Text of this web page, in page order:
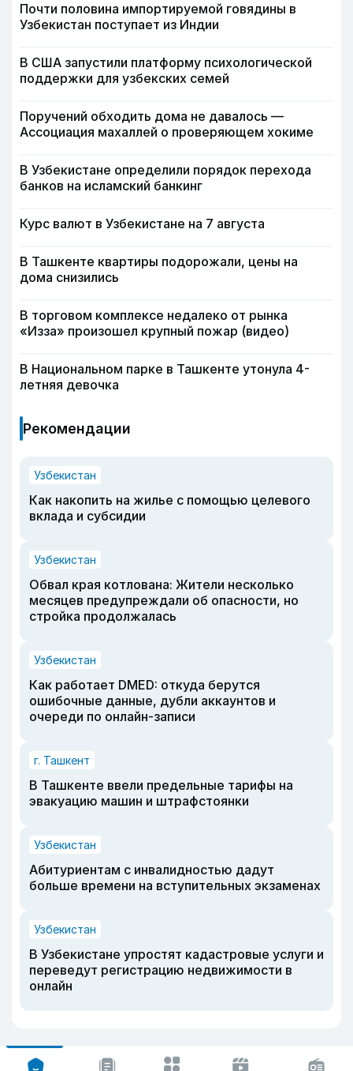
Почти половина импортируемой говядины в
Узбекистан поступает из Индии
В США запустили платформу психологической
поддержки для узбекских семей
Поручений обходить дома не давалось —
Ассоциация махаллей о проверяющем хокиме
В Узбекистане определили порядок перехода
банков на исламский банкинг
Курс валют в Узбекистане на 7 августа
В Ташкенте квартиры подорожали, цены на
дома снизились
В торговом комплексе недалеко от рынка
«Изза» произошел крупный пожар (видео)
В Национальном парке в Ташкенте утонула 4-
летняя девочка
Рекомендации
Узбекистан
Как накопить на жилье с помощью целевого
вклада и субсидии
Узбекистан
Обвал края котлована: Жители несколько
месяцев предупреждали об опасности, но
стройка продолжалась
Узбекистан
Как работает DMED: откуда берутся
ошибочные данные, дубли аккаунтов и
очереди по онлайн-записи
г. Ташкент
В Ташкенте ввели предельные тарифы на
эвакуацию машин и штрафстоянки
Узбекистан
Абитуриентам с инвалидностью дадут
больше времени на вступительных экзаменах
Узбекистан
В Узбекистане упростят кадастровые услуги и
переведут регистрацию недвижимости в
онлайн